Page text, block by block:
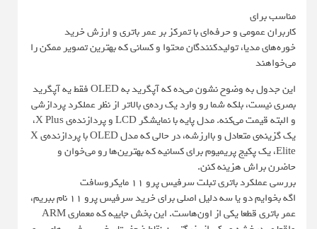
مناسب برای
کاربران عمومی و حرفه‌ای با تمرکز بر عمر باتری و ارزش خرید
خوره‌های مدیا، تولیدکنندگان محتوا و کسانی که بهترین تصویر ممکن را
می‌خواهند
این جدول به وضوح نشون می‌ده که آپگرید به OLED فقط یه آپگرید
بصری نیست، بلکه شما رو وارد یک رده‌ی بالاتر از نظر عملکرد پردازشی
و البته قیمت می‌کنه. مدل پایه با نمایشگر LCD و پردازنده‌ی X Plus،
یک گزینه‌ی متعادل و باارزشه، در حالی که مدل OLED با پردازنده‌ی X
Elite، یک پکیج پریمیوم برای کسانیه که بهترین‌ها رو می‌خوان و
حاضرن براش هزینه کنن.
بررسی عملکرد باتری تبلت سرفیس پرو 11 مایکروسافت
اگه بخوایم دو یا سه دلیل اصلی برای خرید سرفیس پرو ۱۱ نام ببریم،
عمر باتری قطعا یکی از اون‌هاست. این بخش جاییه که معماری ARM